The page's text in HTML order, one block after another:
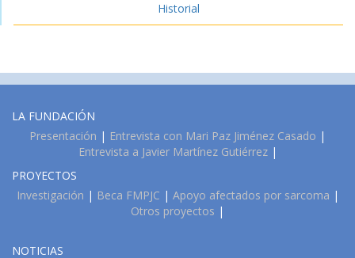
Historial
LA FUNDACIÓN
Presentación | Entrevista con Mari Paz Jiménez Casado |
Entrevista a Javier Martínez Gutiérrez|
PROYECTOS
Investigación | Beca FMPJC | Apoyo afectados por sarcoma |
Otros proyectos |
NOTICIAS